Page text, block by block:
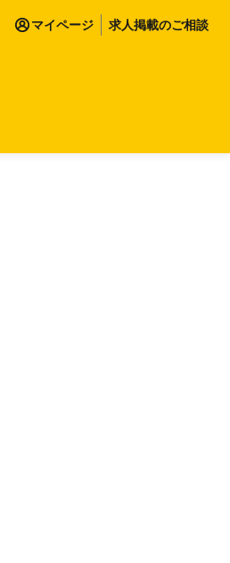
マイページ 求人掲載のご相談